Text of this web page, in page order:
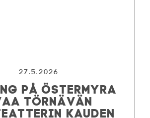
27.5.2026
PÅ ÖSTERMYRA
TÖRNÄVÄN
KAUDEN